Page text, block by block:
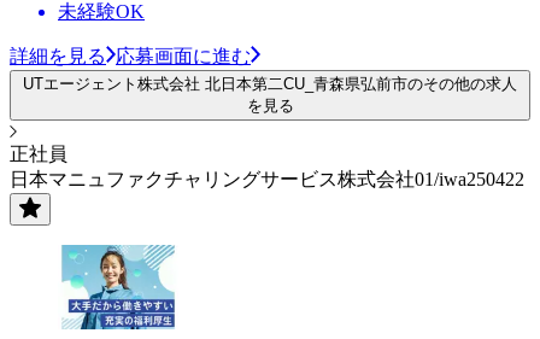
未経験OK
詳細を見る 応募画面に進む
UTエージェント株式会社 北日本第二CU_青森県弘前市のその他の求人
を見る
正社員
日本マニュファクチャリングサービス株式会社01/iwa250422